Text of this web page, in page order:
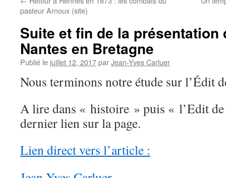
pasteur Arnoux (site)
Suite et fin de la présentation
Nantes en Bretagne
Publié le juillet 12, 2017parJean-Yves Carluer
Nous terminons notre étude sur l’Édit
A lire dans « histoire » puis « l’Edit de
dernier lien sur la page.
Lien direct vers l’article :